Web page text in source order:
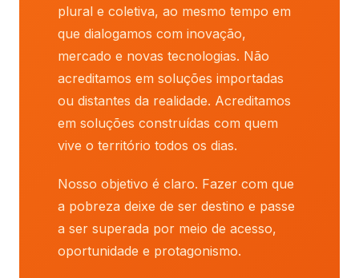
plural e coletiva, ao mesmo tempo em
que dialogamos com inovação,
mercado e novas tecnologias. Não
acreditamos em soluções importadas
ou distantes da realidade. Acreditamos
em soluções construídas com quem
vive o território todos os dias.
Nosso objetivo é claro. Fazer com que
a pobreza deixe de ser destino e passe
a ser superada por meio de acesso,
oportunidade e protagonismo.